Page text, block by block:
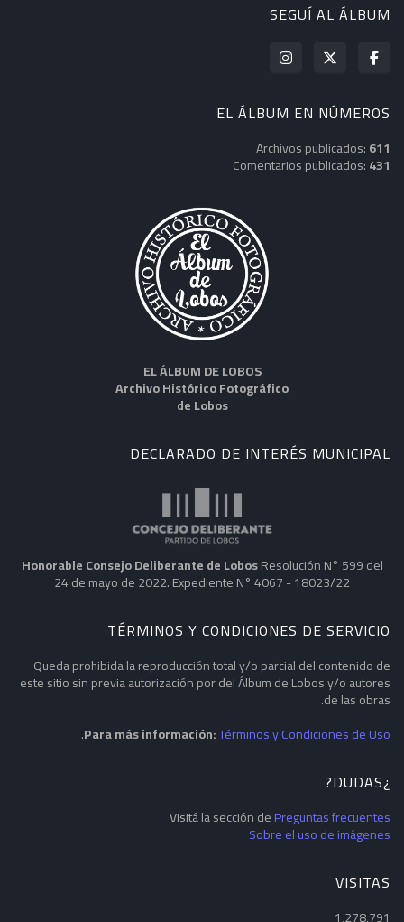
SEGUÍ AL ÁLBUM
EL ÁLBUM EN NÚMEROS
Archivos publicados:611
Comentarios publicados:431
EL ÁLBUM DE LOBOS
Archivo Histórico Fotográfico
de Lobos
DECLARADO DE INTERÉS MUNICIPAL
Honorable Consejo Deliberante de LobosResolución N° 599 del
24 de mayo de 2022. Expediente N° 4067 - 18023/22
TÉRMINOS Y CONDICIONES DE SERVICIO
Queda prohibida la reproducción total y/o parcial del contenido de
este sitio sin previa autorización por del Álbum de Lobos y/o autores
de las obras.
Para más información:Términos y Condiciones de Uso
.
¿DUDAS?
Visitá la sección dePreguntas frecuentes
Sobre el uso de imágenes
VISITAS